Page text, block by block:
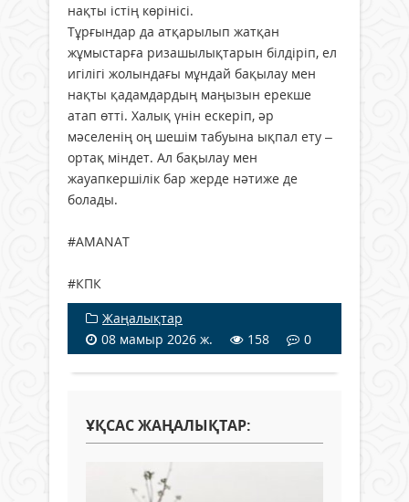
нақты істің көрінісі.
Тұрғындар да атқарылып жатқан
жұмыстарға ризашылықтарын білдіріп, ел
игілігі жолындағы мұндай бақылау мен
нақты қадамдардың маңызын ерекше
атап өтті. Халық үнін ескеріп, әр
мәселенің оң шешім табуына ықпал ету –
ортақ міндет. Ал бақылау мен
жауапкершілік бар жерде нәтиже де
болады.
#AMANAT
#КПК
Жаңалықтар
08 мамыр 2026 ж.
158 0
ҰҚСАС ЖАҢАЛЫҚТАР: